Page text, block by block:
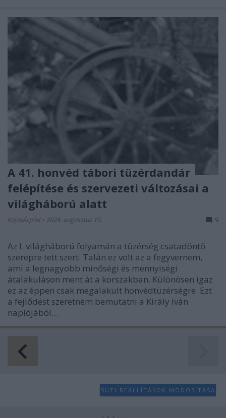
A 41. honvéd tábori tüzérdandár
felépítése és szervezeti változásai a
világháború alatt
KajonÁrpád • 2024. augusztus 15. 9
Az I. világháború folyamán a tüzérség csatadöntő
szerepre tett szert. Talán ez volt az a fegyvernem,
ami a legnagyobb minőségi és mennyiségi
átalakuláson ment át a korszakban. Különösen igaz
ez az éppen csak megalakult honvédtüzérségre. Ezt
a fejlődést szeretném bemutatni a Király Iván
naplójából…
SÜTI BEÁLLÍTÁSOK MÓDOSÍTÁSA